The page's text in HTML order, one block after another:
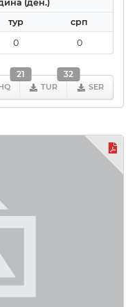
(ден.)
тур
срп
0 0
TUR
21
SER
32